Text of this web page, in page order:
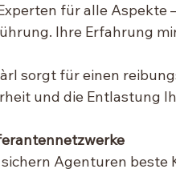
für alle Aspekte
Ihre Erfahrung
sorgt für einen
und die Entlastung
Agenturen beste